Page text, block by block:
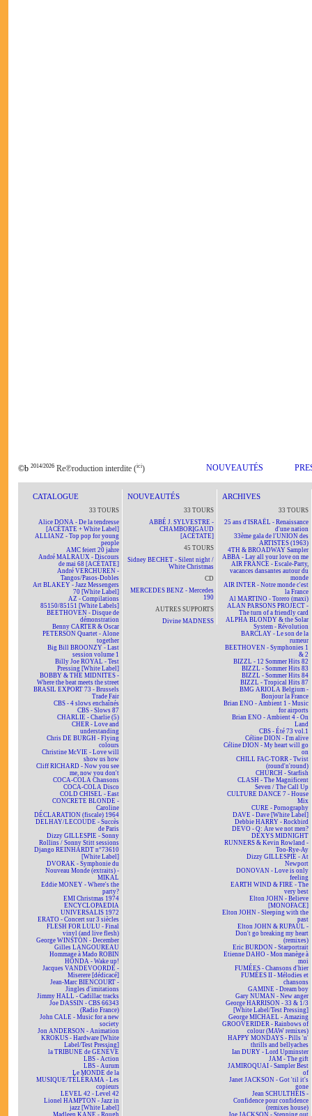
©b 2014/2026 Re℗roduction interdite (ici) NOUVEAUTÉS
CATALOGUE
33 TOURS
Alice DONA - De la tendresse
[ACÉTATE + White Label]
ALLIANZ - Top pop for young
people
AMC feiert 20 jahre
André MALRAUX - Discours
de mai 68 [ACÉTATE]
André VERCHUREN -
Tangos/Pasos-Dobles
Art BLAKEY - Jazz Messengers
70 [White Label]
AZ - Compilations
85150/85151 [White Labels]
BEETHOVEN - Disque de
démonstration
Benny CARTER & Oscar
PETERSON Quartet - Alone
together
Big Bill BROONZY - Last
session volume 1
Billy Joe ROYAL - Test
Pressing [White Label]
BOBBY & THE MIDNITES -
Where the beat meets the street
BRASIL EXPORT 73 - Brussels
Trade Fair
CBS - 4 slows enchaînés
CBS - Slows 87
CHARLIE - Charlie (5)
CHER - Love and
understanding
Chris DE BURGH - Flying
colours
Christine McVIE - Love will
show us how
Cliff RICHARD - Now you see
me, now you don't
COCA-COLA Chansons
COCA-COLA Disco
COLD CHISEL - East
CONCRETE BLONDE -
Caroline
DÉCLARATION (fiscale) 1964
DELHAY/LECOUDE - Succès
de Paris
Dizzy GILLESPIE - Sonny
Rollins / Sonny Stitt sessions
Django REINHARDT n°73610
[White Label]
DVORAK - Symphonie du
Nouveau Monde (extraits) -
MIKAL
Eddie MONEY - Where's the
party?
EMI Christmas 1974
ENCYCLOPAEDIA
UNIVERSALIS 1972
ERATO - Concert sur 3 siècles
FLESH FOR LULU - Final
vinyl (and live flesh)
George WINSTON - December
Gilles LANGOUREAU
Hommage à Mado ROBIN
HONDA - Wake up!
Jacques VANDEVOORDE -
Miserere [dédicacé]
Jean-Marc BIENCOURT -
Jingles d'imitations
Jimmy HALL - Cadillac tracks
Joe DASSIN - CBS 66343
(Radio France)
John CALE - Music for a new
society
Jon ANDERSON - Animation
KROKUS - Hardware [White
Label/Test Pressing]
la TRIBUNE de GENÈVE
LBS - Action
LBS - Aurum
Le MONDE de la
MUSIQUE/TÉLÉRAMA - Les
copieurs
LEVEL 42 - Level 42
Lionel HAMPTON - Jazz in
jazz [White Label]
Madleen KANE - Rough
NOUVEAUTÉS
33 TOURS
ABBÉ J. SYLVESTRE -
CHAMBORIGAUD
[ACÉTATE]
45 TOURS
Sidney BECHET - Silent night /
White Christmas
CD
MERCEDES BENZ - Mercedes
190
AUTRES SUPPORTS
Divine MADNESS
ARCHIVES
33 TOURS
25 ans d'ISRAËL - Renaissance
d'une nation
33ème gala de l'UNION des
ARTISTES (1963)
4TH & BROADWAY Sampler
ABBA - Lay all your love on me
AIR FRANCE - Escale-Party,
vacances dansantes autour du
monde
AIR INTER - Notre monde c'est
la France
Al MARTINO - Torero (maxi)
ALAN PARSONS PROJECT -
The turn of a friendly card
ALPHA BLONDY & the Solar
System - Révolution
BARCLAY - Le son de la
rumeur
BEETHOVEN - Symphonies 1
& 2
BIZZL - 12 Sommer Hits 82
BIZZL - Sommer Hits 83
BIZZL - Sommer Hits 84
BIZZL - Tropical Hits 87
BMG ARIOLA Belgium -
Bonjour la France
Brian ENO - Ambient 1 - Music
for airports
Brian ENO - Ambient 4 - On
Land
CBS - Été 73 vol.1
Céline DION - I'm alive
Céline DION - My heart will go
on
CHILL FAC-TORR - Twist
(round'n'round)
CHURCH - Starfish
CLASH - The Magnificent
Seven / The Call Up
CULTURE DANCE 7 - House
Mix
CURE - Pornography
DAVE - Dave [White Label]
Debbie HARRY - Rockbird
DEVO - Q: Are we not men?
DEXYS MIDNIGHT
RUNNERS & Kevin Rowland -
Too-Rye-Ay
Dizzy GILLESPIE - At
Newport
DONOVAN - Love is only
feeling
EARTH WIND & FIRE - The
very best
Elton JOHN - Believe
[MONOFACE]
Elton JOHN - Sleeping with the
past
Elton JOHN & RUPAUL -
Don't go breaking my heart
(remixes)
Eric BURDON - Starportrait
Etienne DAHO - Mon manège à
moi
FUMÉES - Chansons d'hier
FUMÉES II - Mélodies et
chansons
GAMINE - Dream boy
Gary NUMAN - New anger
George HARRISON - 33 & 1/3
[White Label/Test Pressing]
George MICHAEL - Amazing
GROOVERIDER - Rainbows of
colour (MAW remixes)
HAPPY MONDAYS - Pills 'n'
thrills and bellyaches
Ian DURY - Lord Upminster
JAM - The gift
JAMIROQUAI - Sampler Best
of
Janet JACKSON - Got 'til it's
gone
Jean SCHULTHEIS -
Confidence pour confidence
(remixes house)
Joe JACKSON - Stepping out